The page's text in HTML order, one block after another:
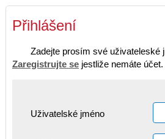
Přihlášení
Zadejte prosím své uživateleské
Zaregistrujte se jestliže nemáte účet.
Uživatelské jméno